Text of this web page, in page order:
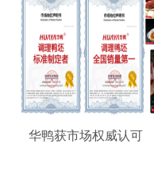
华鸭获市场权威认可